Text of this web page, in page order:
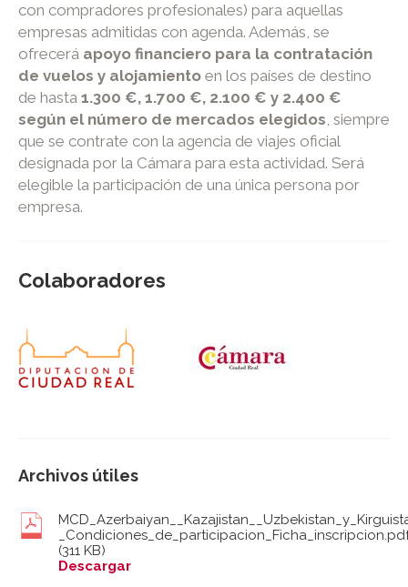
con compradores profesionales) para aquellas
empresas admitidas con agenda. Además, se
ofrecerá apoyo financiero para la contratación
de vuelos y alojamiento en los países de destino
de hasta 1.300 €, 1.700 €, 2.100 € y 2.400 €
según el número de mercados elegidos, siempre
que se contrate con la agencia de viajes oficial
designada por la Cámara para esta actividad. Será
elegible la participación de una única persona por
empresa.
Colaboradores
Archivos útiles
(311 KB)
Descargar